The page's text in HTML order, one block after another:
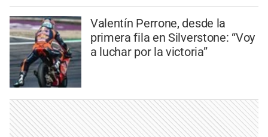
Valentín Perrone, desde la
primera fila en Silverstone: “Voy
a luchar por la victoria”